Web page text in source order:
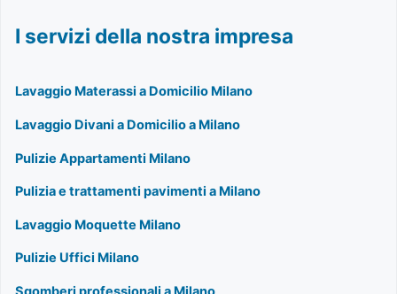
I servizi della nostra impresa
Lavaggio Materassi a Domicilio Milano
Lavaggio Divani a Domicilio a Milano
Pulizie Appartamenti Milano
Pulizia e trattamenti pavimenti a Milano
Lavaggio Moquette Milano
Pulizie Uffici Milano